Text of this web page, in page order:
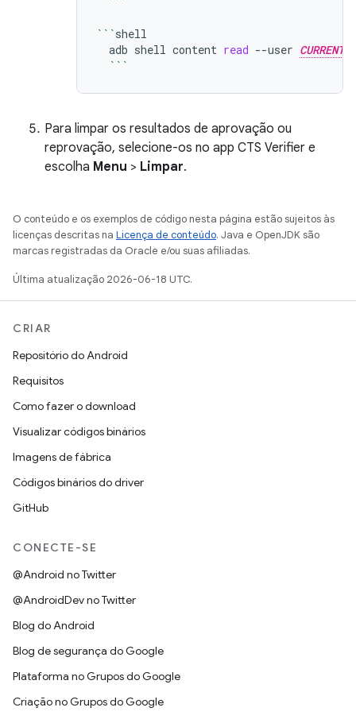
```
adb shell content read --user
```
Para limpar os resultados de aprovação ou
reprovação, selecione-os no app CTS Verifier e
escolha Menu > Limpar.
O conteúdo e os exemplos de código nesta página estão sujeitos às
licenças descritas na Licença de conteúdo. Java e OpenJDK são
marcas registradas da Oracle e/ou suas afiliadas.
Última atualização 2026-06-18 UTC.
CRIAR
Repositório do Android
Requisitos
Como fazer o download
Visualizar códigos binários
Imagens de fábrica
Códigos binários do driver
GitHub
CONECTE-SE
@Android no Twitter
@AndroidDev no Twitter
Blog do Android
Blog de segurança do Google
Plataforma no Grupos do Google
Criação no Grupos do Google